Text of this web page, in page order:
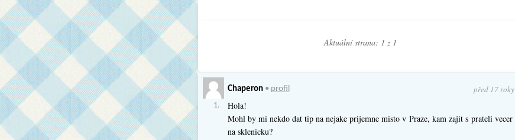
Aktuální strana: 1 z 1
1.
Chaperon• profil před 17 roky
Hola!
Mohl by mi nekdo dat tip na nejake prijemne misto v Praze, kam zajit s prateli vecer
na sklenicku?